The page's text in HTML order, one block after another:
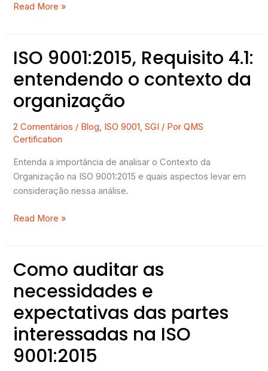
Read More »
ISO 9001:2015, Requisito 4.1:
entendendo o contexto da
organização
2 Comentários / Blog, ISO 9001,SGI / PorQMS
Certification
Entenda a importância de analisar o Contexto da
Organização na ISO 9001:2015 e quais aspectos levar em
consideração nessa análise.
ISO
Requisito
4.1:
entendendo
o
contexto
organização
Read More »
Como auditar as
necessidades e
expectativas das partes
interessadas na ISO
9001:2015
Como
as
necessidades
expectativas
das